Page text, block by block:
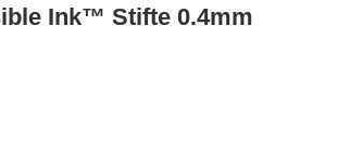
Ink™ Stifte 0.4mm